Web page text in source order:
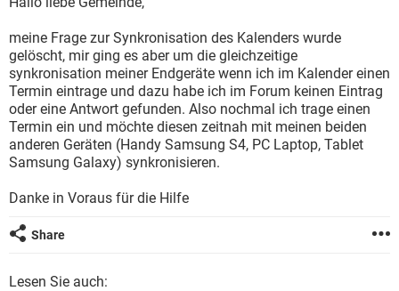
FACEBOOK HARDWARE
WINDOWS 10 INSTAGRAM
WHATSAPP TIKTOK
FACEBOOK HARDWARE
meine Frage zur Synkronisation des Kalenders wurde
gelöscht, mir ging es aber um die gleichzeitige
synkronisation meiner Endgeräte wenn ich im Kalender einen
Termin eintrage und dazu habe ich im Forum keinen Eintrag
oder eine Antwort gefunden. Also nochmal ich trage einen
Termin ein und möchte diesen zeitnah mit meinen beiden
anderen Geräten (Handy Samsung S4, PC Laptop, Tablet
Samsung Galaxy) synkronisieren.
Danke in Voraus für die Hilfe
Share
Lesen Sie auch: